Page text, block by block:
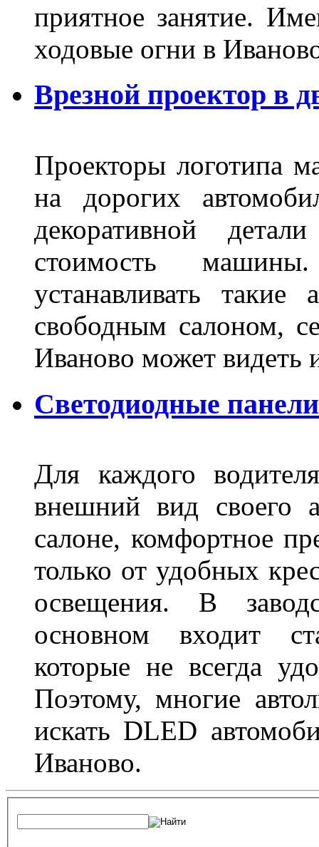
приятное занятие.
ходовые огни в
Врезной проектор в
Проекторы логотипа
на дорогих
декоративной
стоимость
устанавливать
свободным салоном,
Иваново может
Светодиодные
Для каждого
внешний вид своего
салоне, комфортное
только от удобных
освещения. В
основном входит
которые не всегда
Поэтому, многие
искать DLED
Иваново.